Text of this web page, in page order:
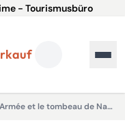
- Tourismusbüro
Musée de l'Armée et le tombeau de Napoléon 1er